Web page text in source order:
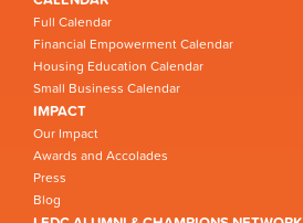
Full Calendar
Financial Empowerment Calendar
Housing Education Calendar
Small Business Calendar
IMPACT
Our Impact
Awards and Accolades
Press
Blog